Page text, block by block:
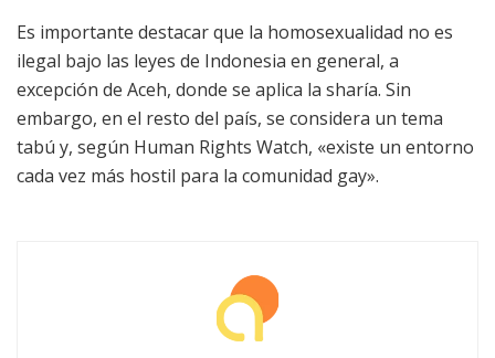
Es importante destacar que la homosexualidad no es
ilegal bajo las leyes de Indonesia en general, a
excepción de Aceh, donde se aplica la sharía. Sin
embargo, en el resto del país, se considera un tema
tabú y, según Human Rights Watch, «existe un entorno
cada vez más hostil para la comunidad gay».